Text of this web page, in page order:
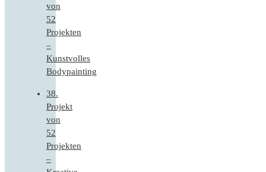
von
52
Projekten
–
Kunstvolles
Bodypainting
38.
Projekt
von
52
Projekten
–